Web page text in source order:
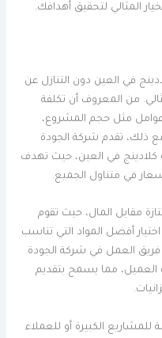
المثالي لتحقيق أهدافك.
في العين دون التنازل عن
من المعروف أن تكلفة
عوامل مثل حجم المشروع،
ذلك، تقدم شركة الجودة
كلادينج في العين، حيث تهدف
في متناول الجميع.
مقابل المال، حيث تقوم
أفضل المواد التي تناسب
فريق العمل في شركة الجودة
العميل، مما يسمح بتقديم
الكبيرة أو للعملاء